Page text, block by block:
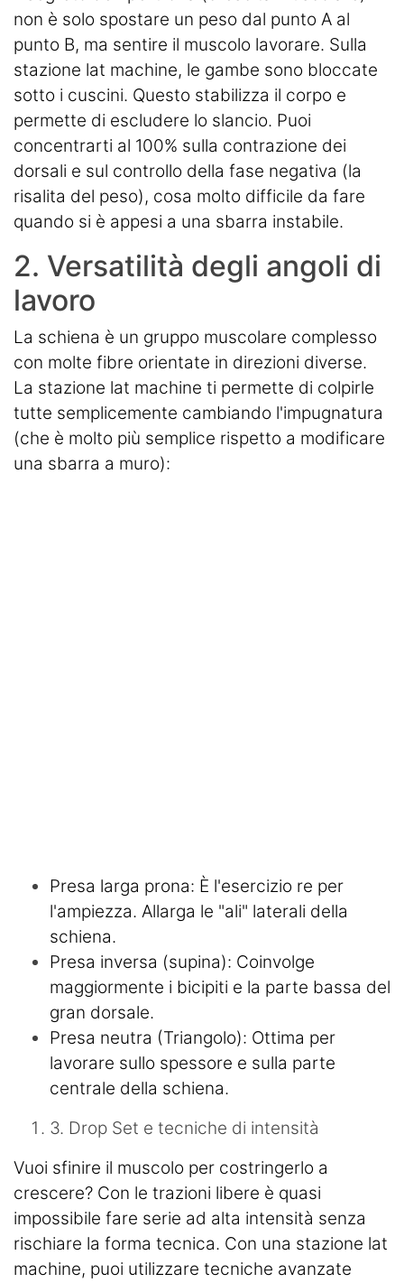
non è solo spostare un peso dal punto A al
punto B, ma sentire il muscolo lavorare. Sulla
stazione lat machine, le gambe sono bloccate
sotto i cuscini. Questo stabilizza il corpo e
permette di escludere lo slancio. Puoi
concentrarti al 100% sulla contrazione dei
dorsali e sul controllo della fase negativa (la
risalita del peso), cosa molto difficile da fare
quando si è appesi a una sbarra instabile.
2. Versatilità degli angoli di
lavoro
La schiena è un gruppo muscolare complesso
con molte fibre orientate in direzioni diverse.
La stazione lat machine ti permette di colpirle
tutte semplicemente cambiando l'impugnatura
(che è molto più semplice rispetto a modificare
una sbarra a muro):
Presa larga prona: È l'esercizio re per
l'ampiezza. Allarga le "ali" laterali della
schiena.
Presa inversa (supina): Coinvolge
maggiormente i bicipiti e la parte bassa del
gran dorsale.
Presa neutra (Triangolo): Ottima per
lavorare sullo spessore e sulla parte
centrale della schiena.
3. Drop Set e tecniche di intensità
Vuoi sfinire il muscolo per costringerlo a
crescere? Con le trazioni libere è quasi
impossibile fare serie ad alta intensità senza
rischiare la forma tecnica. Con una stazione lat
machine, puoi utilizzare tecniche avanzate